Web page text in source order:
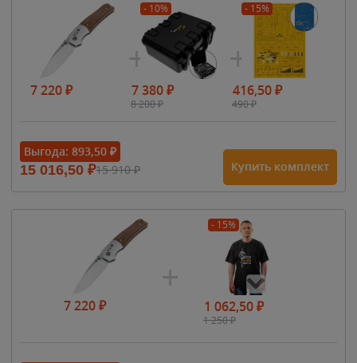
7 220₽
- 10%
7 380₽
8 200₽
- 15%
416,50₽
490₽
Выгода: 893,50 ₽
15 016,50 ₽15 910₽ Купить комплект
7 220₽
- 15%
1 062,50₽
1 250₽